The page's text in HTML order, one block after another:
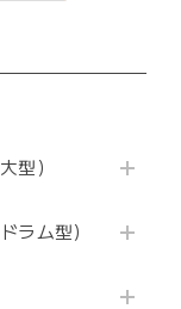
型）
ラム型）